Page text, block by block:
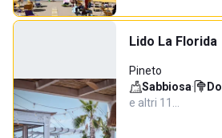
Lido La Florida
Pineto
Sabbiosa·
e altri 11…